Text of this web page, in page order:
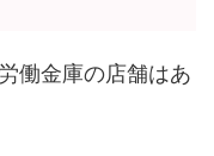
働金庫の店舗はあ